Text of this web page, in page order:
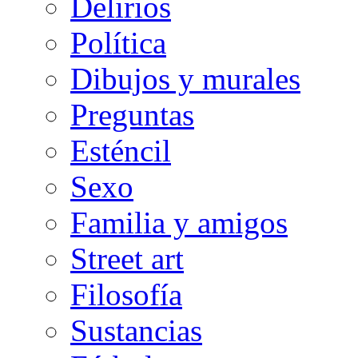
Delirios
Política
Dibujos y murales
Preguntas
Esténcil
Sexo
Familia y amigos
Street art
Filosofía
Sustancias